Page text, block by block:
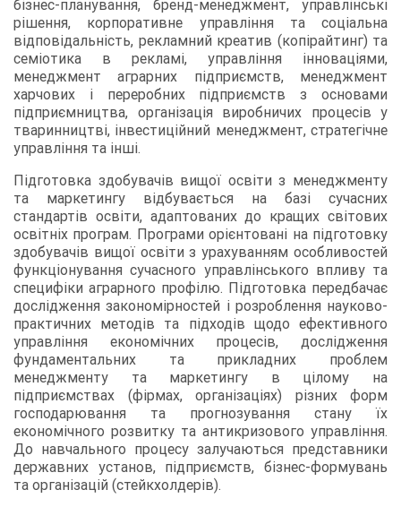
бізнес-планування, бренд-менеджмент, управлінські
рішення, корпоративне управління та соціальна
відповідальність, рекламний креатив (копірайтинг) та
семіотика в рекламі, управління інноваціями,
менеджмент аграрних підприємств, менеджмент
харчових і переробних підприємств з основами
підприємництва, організація виробничих процесів у
тваринництві, інвестиційний менеджмент, стратегічне
управління та інші.
Підготовка здобувачів вищої освіти з менеджменту
та маркетингу відбувається на базі сучасних
стандартів освіти, адаптованих до кращих світових
освітніх програм. Програми орієнтовані на підготовку
здобувачів вищої освіти з урахуванням особливостей
функціонування сучасного управлінського впливу та
специфіки аграрного профілю. Підготовка передбачає
дослідження закономірностей і розроблення науково-
практичних методів та підходів щодо ефективного
управління економічних процесів, дослідження
фундаментальних та прикладних проблем
менеджменту та маркетингу в цілому на
підприємствах (фірмах, організаціях) різних форм
господарювання та прогнозування стану їх
економічного розвитку та антикризового управління.
До навчального процесу залучаються представники
державних установ, підприємств, бізнес-формувань
та організацій (стейкхолдерів).